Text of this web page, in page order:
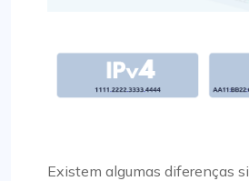
Existem algumas diferenças